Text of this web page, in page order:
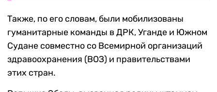
Также, по его словам, были мобилизованы
гуманитарные команды в ДРК, Уганде и Южном
Судане совместно со Всемирной организаций
здравоохранения (ВОЗ) и правительствами
этих стран.